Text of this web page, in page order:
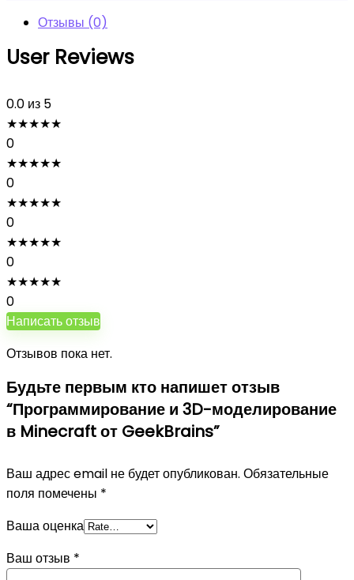
Отзывы (0)
User Reviews
0.0 из 5
★★★★★
0
★★★★★
0
★★★★★
0
★★★★★
0
★★★★★
0
Написать отзыв
Отзывов пока нет.
Будьте первым кто напишет отзыв
“Программирование и 3D-моделирование
в Minecraft от GeekBrains”
Ваш адрес email не будет опубликован. Обязательные
поля помечены *
Ваша оценка
Ваш отзыв *